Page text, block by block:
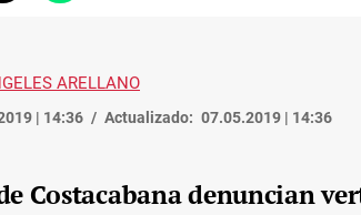
ARELLANO
| 14:36 Actualizado: 07.05.2019 | 14:36
Costacabana denuncian